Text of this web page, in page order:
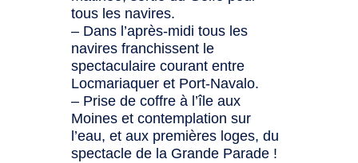
tous les navires.
– Dans l’après-midi tous les
navires franchissent le
spectaculaire courant entre
Locmariaquer et Port-Navalo.
– Prise de coffre à l’île aux
Moines et contemplation sur
l’eau, et aux premières loges, du
spectacle de la Grande Parade !